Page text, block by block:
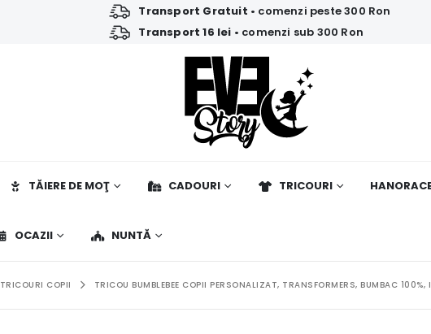
Transport Gratuit • comenzi peste 300 Ron
Transport 16 lei • comenzi sub 300 Ron
TĂIERE DE MOŢ CADOURI TRICOURI
OCAZII NUNTĂ
TRICOURI COPII TRICOU BUMBLEBEE COPII PERSONALIZAT, TRANSFORMERS, BUMBAC